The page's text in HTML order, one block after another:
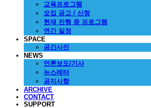
교육프로그램
모집 공고 / 신청
현재 진행 중 프로그램
연간 일정
SPACE
공간사진
NEWS
언론보도/기사
뉴스레터
공지사항
ARCHIVE
CONTACT
SUPPORT